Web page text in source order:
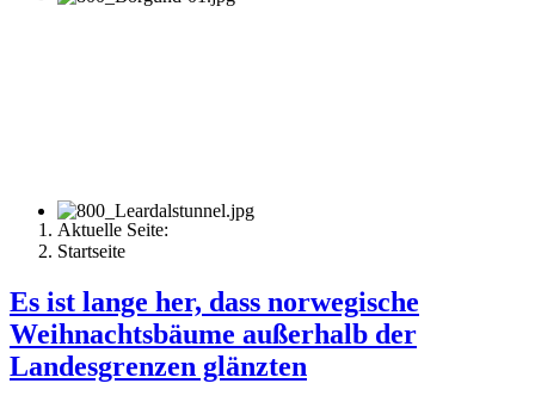
Aktuelle Seite:
Startseite
Es ist lange her, dass norwegische
Weihnachtsbäume außerhalb der
Landesgrenzen glänzten